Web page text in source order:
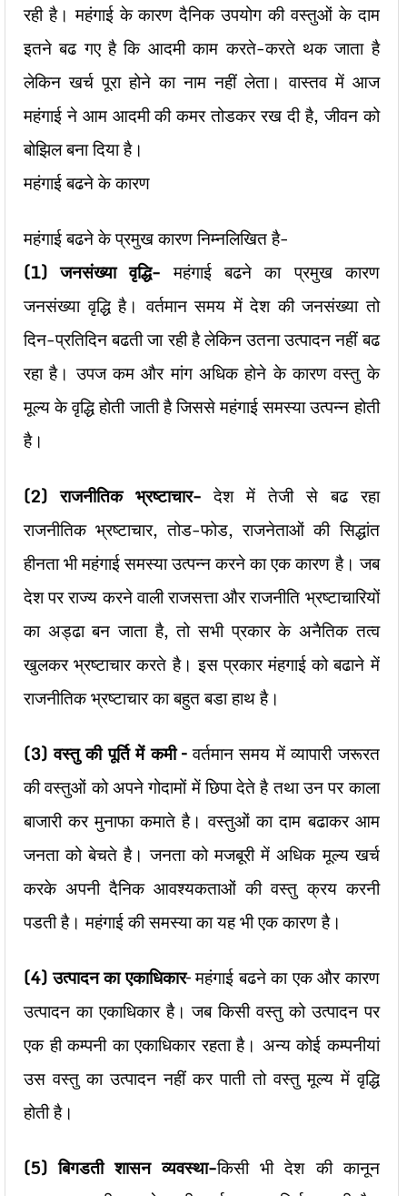
रही है। महंगाई के कारण दैनिक उपयोग की वस्तुओं के दाम
इतने बढ गए है कि आदमी काम करते-करते थक जाता है
लेकिन खर्च पूरा होने का नाम नहीं लेता।वास्तव में आज
महंगाई ने आम आदमी की कमर तोडकर रख दी है, जीवन को
बोझिल बना दिया है।
महंगाई बढने के कारण
महंगाई बढने के प्रमुख कारण निम्नलिखित है-
(1) जनसंख्या वृद्धि- महंगाई बढने का प्रमुख कारण
जनसंख्या वृद्धि है। वर्तमान समय में देश की जनसंख्या तो
दिन-प्रतिदिन बढती जा रही है लेकिन उतना उत्पादन नहीं बढ
रहा है। उपज कम और मांग अधिक होने के कारण वस्तु के
मूल्य के वृद्धि होती जाती है जिससे महंगाई समस्या उत्पन्न होती
है।
(2) राजनीतिक भ्रष्टाचार- देश में तेजी से बढ रहा
राजनीतिक भ्रष्टाचार, तोड-फोड, राजनेताओं की सिद्धांत
हीनता भी महंगाई समस्या उत्पन्न करने का एक कारण है। जब
देश पर राज्य करने वाली राजसत्ता और राजनीति भ्रष्टाचारियों
का अड्ढा बन जाता है, तो सभी प्रकार के अनैतिक तत्व
खुलकर भ्रष्टाचार करते है। इस प्रकार मंहगाई को बढाने में
राजनीतिक भ्रष्टाचार का बहुत बडा हाथ है।
(3) वस्तु की पूर्ति में कमी –वर्तमान समय में व्यापारी जरूरत
की वस्तुओं को अपने गोदामों में छिपा देते है तथा उन पर काला
बाजारी कर मुनाफा कमाते है। वस्तुओं का दाम बढाकर आम
जनता को बेचते है। जनता को मजबूरी में अधिक मूल्य खर्च
करके अपनी दैनिक आवश्यकताओं की वस्तु क्रय करनी
पडती है। महंगाई की समस्या का यह भी एक कारण है।
(4) उत्पादन का एकाधिकार– महंगाई बढने का एक और कारण
उत्पादन का एकाधिकार है। जब किसी वस्तु को उत्पादन पर
एक ही कम्पनी का एकाधिकार रहता है। अन्य कोई कम्पनीयां
उस वस्तु का उत्पादन नहीं कर पाती तो वस्तु मूल्य में वृद्धि
होती है।
(5) बिगडती शासन व्यवस्था-किसी भी देश की कानून